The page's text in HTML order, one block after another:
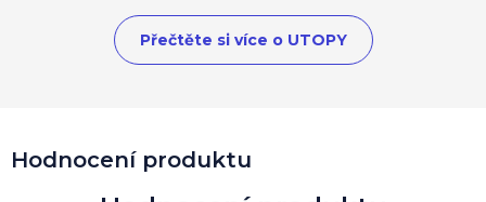
Hodnocení produktu
Přečtěte si více o UTOPY